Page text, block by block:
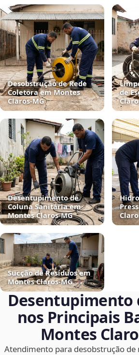
Desobstrução de Rede
Coletora em Montes
Claros‑MG
de
Desentupimento de
Coluna Sanitária em
Montes Claros‑MG
Sucção de Resíduos em
Montes Claros‑MG
Desentupimento
nos Principais
Montes
Atendimento para desobstrução de